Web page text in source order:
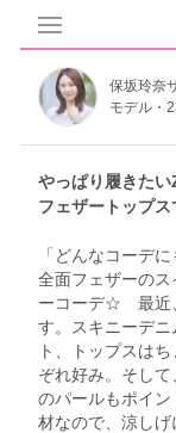
保坂玲奈
モデル・
やっぱり履きた
フェザートップ
「どんなコーデ
全面フェザーの
ーコーデ☆ 最近
す。スキニーデ
ト、トップスは
ぞれ好み。そし
のパールもポイ
材なので、涼しげ